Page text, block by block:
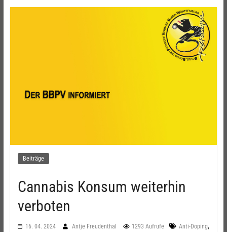
Beiträge
Cannabis Konsum weiterhin
verboten
16. 04. 2024 Antje Freudenthal 1293 Aufrufe Anti-Doping,